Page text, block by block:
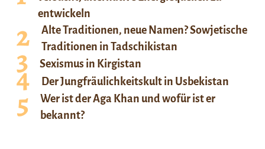
entwickeln
Alte Traditionen, neue Namen? Sowjetische
Traditionen in Tadschikistan
Sexismus in Kirgistan
Der Jungfräulichkeitskult in Usbekistan
Wer ist der Aga Khan und wofür ist er
bekannt?